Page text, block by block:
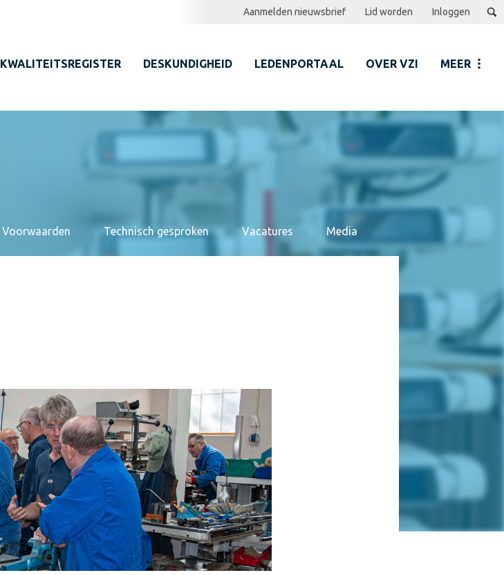
KWALITEITSREGISTER DESKUNDIGHEID LEDENPORTAAL OVER VZI MEER
Aanmelden nieuwsbrief Lid worden Inloggen
Voorwaarden Technisch gesproken Vacatures Media